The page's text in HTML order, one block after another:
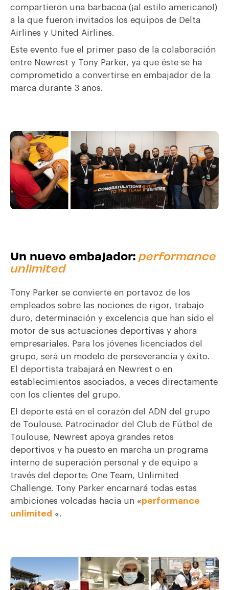
compartieron una barbacoa (¡al estilo americano!)
a la que fueron invitados los equipos de Delta
Airlines y United Airlines.
Este evento fue el primer paso de la colaboración
entre Newrest y Tony Parker, ya que éste se ha
comprometido a convertirse en embajador de la
marca durante 3 años.
Un nuevo embajador: performance
unlimited
Tony Parker se convierte en portavoz de los
empleados sobre las nociones de rigor, trabajo
duro, determinación y excelencia que han sido el
motor de sus actuaciones deportivas y ahora
empresariales. Para los jóvenes licenciados del
grupo, será un modelo de perseverancia y éxito.
El deportista trabajará en Newrest o en
establecimientos asociados, a veces directamente
con los clientes del grupo.
El deporte está en el corazón del ADN del grupo
de Toulouse. Patrocinador del Club de Fútbol de
Toulouse, Newrest apoya grandes retos
deportivos y ha puesto en marcha un programa
interno de superación personal y de equipo a
través del deporte: One Team, Unlimited
Challenge. Tony Parker encarnará todas estas
ambiciones volcadas hacia un «performance
unlimited «.